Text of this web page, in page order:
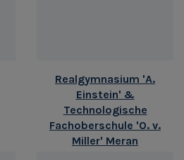
Realgymnasium 'A.
Einstein' &
Technologische
Fachoberschule 'O. v.
Miller' Meran